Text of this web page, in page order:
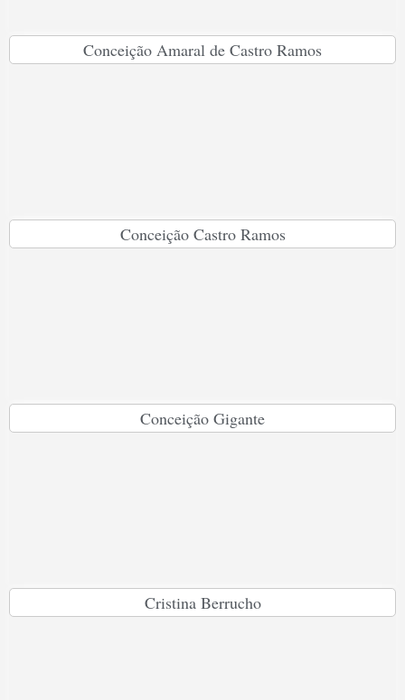
Conceição Amaral de Castro Ramos
Conceição Castro Ramos
Conceição Gigante
Cristina Berrucho